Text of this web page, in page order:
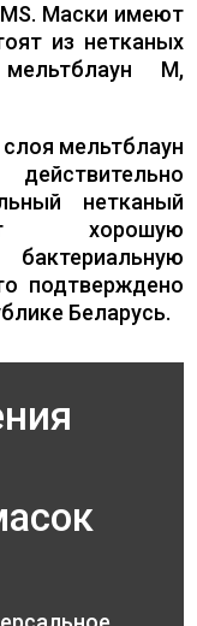
Маски имеют
из нетканых
M,
мельтблаун
нетканый
хорошую
подтверждено
Беларусь.